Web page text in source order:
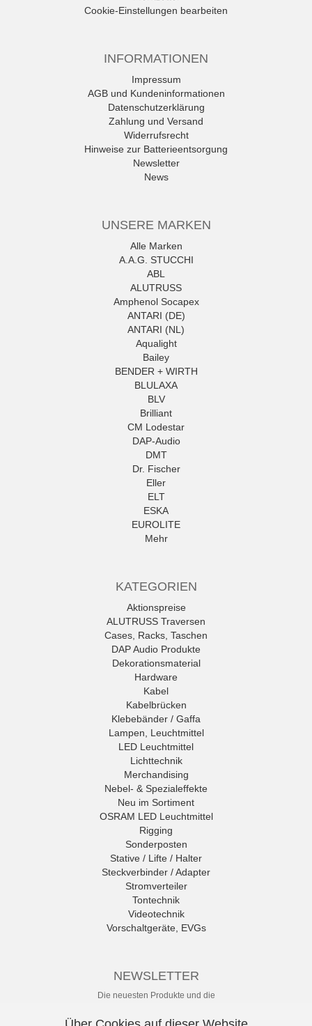
Cookie-Einstellungen bearbeiten
INFORMATIONEN
Impressum
AGB und Kundeninformationen
Datenschutzerklärung
Zahlung und Versand
Widerrufsrecht
Hinweise zur Batterieentsorgung
Newsletter
News
UNSERE MARKEN
Alle Marken
A.A.G. STUCCHI
ABL
ALUTRUSS
Amphenol Socapex
ANTARI (DE)
ANTARI (NL)
Aqualight
Bailey
BENDER + WIRTH
BLULAXA
BLV
Brilliant
CM Lodestar
DAP-Audio
DMT
Dr. Fischer
Eller
ELT
ESKA
EUROLITE
Mehr
KATEGORIEN
Aktionspreise
ALUTRUSS Traversen
Cases, Racks, Taschen
DAP Audio Produkte
Dekorationsmaterial
Hardware
Kabel
Kabelbrücken
Klebebänder / Gaffa
Lampen, Leuchtmittel
LED Leuchtmittel
Lichttechnik
Merchandising
Nebel- & Spezialeffekte
Neu im Sortiment
OSRAM LED Leuchtmittel
Rigging
Sonderposten
Stative / Lifte / Halter
Steckverbinder / Adapter
Stromverteiler
Tontechnik
Videotechnik
Vorschaltgeräte, EVGs
NEWSLETTER
Die neuesten Produkte und die
Ihr nichts mehr verpasst.